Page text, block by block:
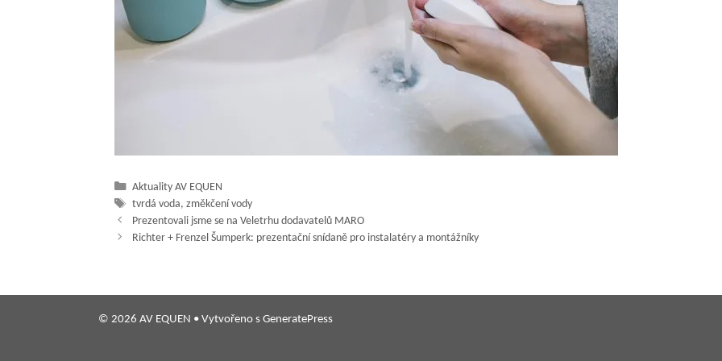
Rubriky
Aktuality AV EQUEN
Štítky
tvrdá voda, změkčení vody
Prezentovali jsme se na Veletrhu dodavatelů MARO
Richter + Frenzel Šumperk: prezentační snídaně pro instalatéry a montážníky
© 2026 AV EQUEN • Vytvořeno s GeneratePress